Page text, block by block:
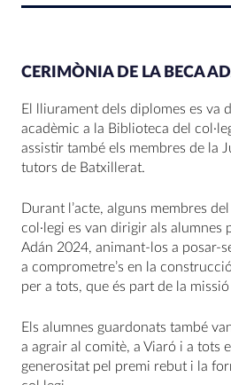
CERIMÒNIA DE LA BECA
El lliurament dels diplomes es va
acadèmic a la Biblioteca del
assistir també els membres de la
tutors de Batxillerat.
Durant l’acte, alguns membres
col·legi es van dirigir als alumnes
Adán 2024, animant-los a posar-
a comprometre’s en la
per a tots, que és part de la
Els alumnes guardonats també
a agrair al comitè, a Viaró i a tots
generositat pel premi rebut i la